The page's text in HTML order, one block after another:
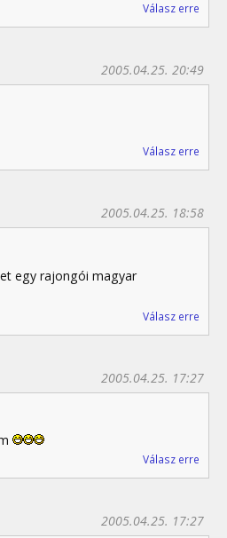
Válasz erre
2005.04.25. 20:49
Válasz erre
2005.04.25. 18:58
egy rajongói magyar
Válasz erre
2005.04.25. 17:27
Válasz erre
2005.04.25. 17:27